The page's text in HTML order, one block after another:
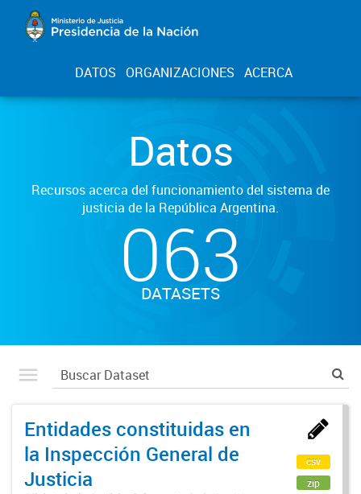
DATOS ORGANIZACIONES ACERCA
Datos
Recursos acerca del funcionamiento del sistema de
justicia de la República Argentina.
063
DATASETS
Entidades constituidas en
la Inspección General de
Justicia
csv
zip